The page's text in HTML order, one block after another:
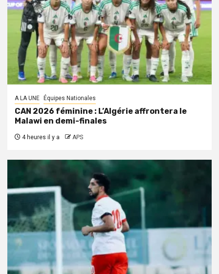
A LA UNE Équipes Nationales
CAN 2026 féminine : L’Algérie affrontera le
Malawi en demi-finales
4 heures il y a APS